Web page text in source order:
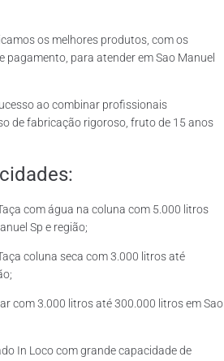
os melhores produtos, com os
pagamento, para atender em Sao Manuel
ao combinar profissionais
de fabricação rigoroso, fruto de 15 anos
com água na coluna com 5.000 litros
Sp e região;
coluna seca com 3.000 litros até
com 3.000 litros até 300.000 litros em Sao
In Loco com grande capacidade de